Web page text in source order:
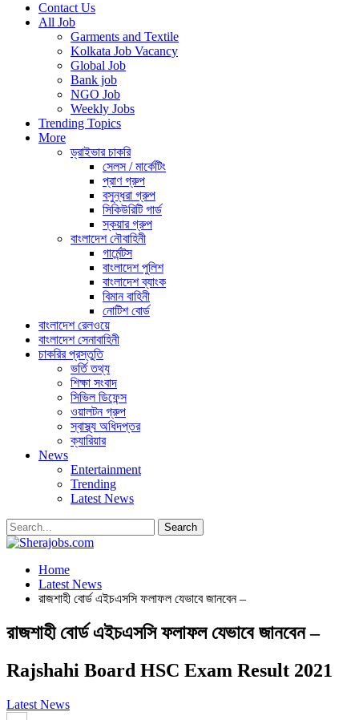
Contact Us
All Job
Garments and Textile
Kolkata Job Vacancy
Global Job
Bank job
NGO Job
Weekly Jobs
Trending Topics
More
ড্রাইভার চাকরি
সেলস / মার্কেটিং
প্রাণ গ্রুপ
বসুন্ধরা গ্রুপ
সিকিউরিটি গার্ড
স্কয়ার গ্রুপ
বাংলাদেশ নৌবাহিনী
গার্মেন্টস
বাংলাদেশ পুলিশ
বাংলাদেশ ব্যাংক
বিমান বাহিনী
নোটিশ বোর্ড
বাংলাদেশ রেলওয়ে
বাংলাদেশ সেনাবাহিনী
চাকরির প্রস্তুতি
ভর্তি তথ্য
শিক্ষা সংবাদ
সিভিল ডিফেন্স
ওয়ালটন গ্রুপ
স্বাস্থ্য অধিদপ্তর
ক্যারিয়ার
News
Entertainment
Trending
Latest News
Home
Latest News
রাজশাহী বোর্ড এইচএসসি ফলাফল যেভাবে জানবেন –
রাজশাহী বোর্ড এইচএসসি ফলাফল যেভাবে জানবেন –
Rajshahi Board HSC Exam Result 2021
Latest News